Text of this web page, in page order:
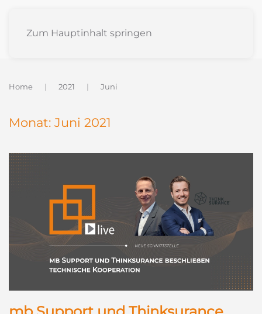
Zum Hauptinhalt springen
Home 2021 Juni
Monat: Juni 2021